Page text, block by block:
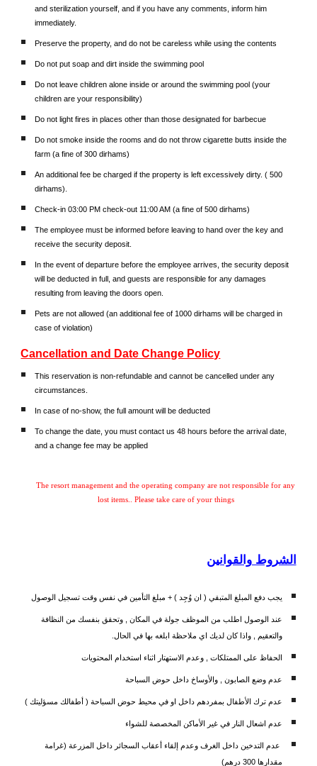
and sterilization yourself, and if you have any comments, inform him
immediately.
Preserve the property, and do not be careless while using the contents
Do not put soap and dirt inside the swimming pool
Do not leave children alone inside or around the swimming pool (your
children are your responsibility)
Do not light fires in places other than those designated for barbecue
Do not smoke inside the rooms and do not throw cigarette butts inside the
farm (a fine of 300 dirhams)
An additional fee be charged if the property is left excessively dirty. ( 500
dirhams).
Check-in 03:00 PM check-out 11:00 AM (a fine of 500 dirhams)
The employee must be informed before leaving to hand over the key and
receive the security deposit.
In the event of departure before the employee arrives, the security deposit
will be deducted in full, and guests are responsible for any damages
resulting from leaving the doors open.
Pets are not allowed (an additional fee of 1000 dirhams will be charged in
case of violation)
Cancellation and Date Change Policy
This reservation is non-refundable and cannot be cancelled under any
circumstances.
In case of no-show, the full amount will be deducted
To change the date, you must contact us 48 hours before the arrival date,
and a change fee may be applied
The resort management and the operating company are not responsible for any
lost items.. Please take care of your things
الشروط والقوانين
يجب دفع المبلغ المتبقي ( ان وُجِد ) + مبلغ التأمين في نفس وقت تسجيل الوصول
عند الوصول اطلب من الموظف جولة في المكان , وتحقق بنفسك من النظافة
والتعقيم , واذا كان لديك اي ملاحظة ابلغه بها في الحال.
الحفاظ على الممتلكات , وعدم الاستهتار اثناء استخدام المحتويات
عدم وضع الصابون , والأوساخ داخل حوض السباحة
عدم ترك الأطفال بمفردهم داخل او في محيط حوض السباحة ( أطفالك مسؤليتك )
عدم اشعال النار في غير الأماكن المخصصة للشواء
عدم التدخين داخل الغرف وعدم إلقاء أعقاب السجائر داخل المزرعة (غرامة
مقدارها 300 درهم)